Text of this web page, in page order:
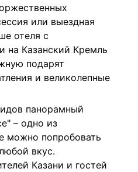
или выездная
отеля с
на Казанский Кремль
подарят
и великолепные
панорамный
– одно из
можно попробовать
вкус.
Казани и гостей